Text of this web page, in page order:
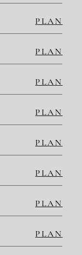
PLAN
PLAN
PLAN
PLAN
PLAN
PLAN
PLAN
PLAN